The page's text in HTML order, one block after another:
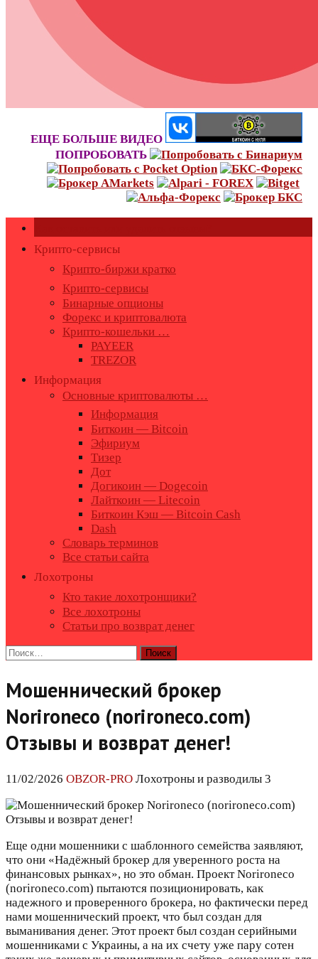
ЕЩЕ БОЛЬШЕ ВИДЕО
ПОПРОБОВАТЬ
Крипто-сервисы
Крипто-биржи кратко
Крипто-сервисы
Бинарные опционы
Форекс и криптовалюта
Крипто-кошельки …
PAYEER
TREZOR
Информация
Основные криптовалюты …
Информация
Биткоин — Bitcoin
Эфириум
Тизер
Дот
Догикоин — Dogecoin
Лайткоин — Litecoin
Биткоин Кэш — Bitcoin Cash
Dash
Словарь терминов
Все статьи сайта
Лохотроны
Кто такие лохотронщики?
Все лохотроны
Статьи про возврат денег
Найти:
Мошеннический брокер
Norironeco (norironeco.com)
Отзывы и возврат денег!
11/02/2026 OBZOR-PRO Лохотроны и разводилы 3
Еще одни мошенники с шаблонного семейства заявляют,
что они «Надёжный брокер для уверенного роста на
финансовых рынках», но это обман. Проект Norironeco
(norironeco.com) пытаются позиционировать, как
надежного и проверенного брокера, но фактически перед
нами мошеннический проект, что был создан для
выманивания денег. Этот проект был создан серийными
мошенниками с Украины, а на их счету уже пару сотен